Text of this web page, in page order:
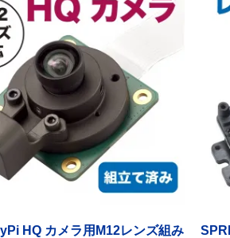
HQ カメラ用M12レンズ組み